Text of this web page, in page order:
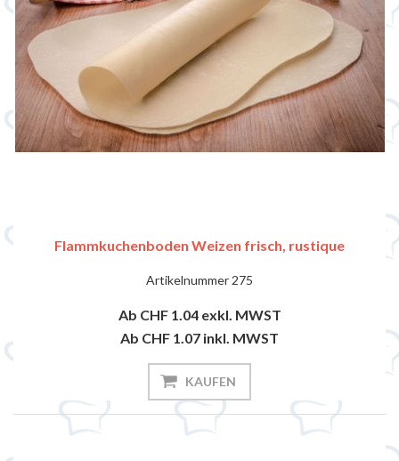
Flammkuchenboden Weizen frisch, rustique
Artikelnummer 275
Ab CHF 1.04 exkl. MWST
Ab CHF 1.07 inkl. MWST
KAUFEN